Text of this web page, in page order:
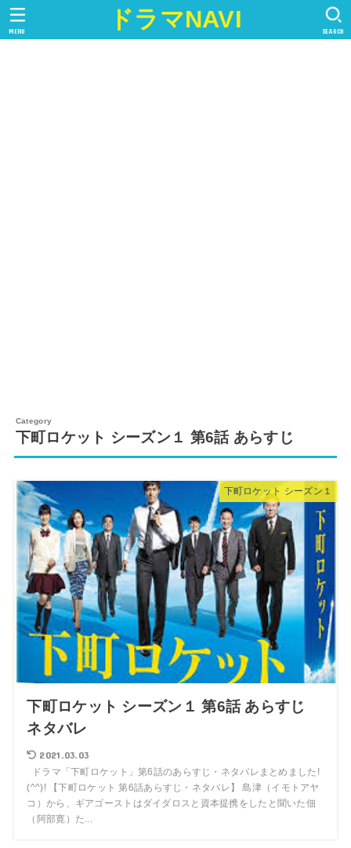
ドラマNAVI SEARCH
MENU
下町ロケット シーズン１ 第6話 あらすじ
下町ロケット シーズン１
下町ロケット シーズン１ 第6話 あらすじ
ネタバレ
2021.03.03
ドラマ「下町ロケット」第6話のあらすじ・ネタバレまとめました!
(^^)! 【下町ロケット 第6話あらすじ・ネタバレ】 島津（イモトアヤ
コ）から、ギアゴーストはダイダロスと資本提携をしたと聞いた佃
（阿部寛）た...